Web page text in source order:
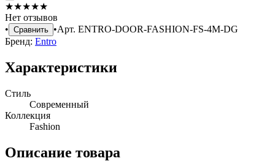
★★★★★
Нет отзывов
• Сравнить •Арт. ENTRO-DOOR-FASHION-FS-4M-DG
Бренд: Entro
Характеристики
Стиль
Современный
Коллекция
Fashion
Описание товара